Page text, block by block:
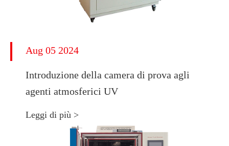
Aug 05 2024
Introduzione della camera di prova agli
agenti atmosferici UV
Leggi di più >